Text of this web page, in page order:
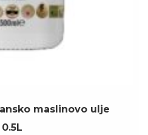
maslinovo ulje
0.5L